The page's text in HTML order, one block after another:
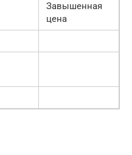
Завышенная
цена